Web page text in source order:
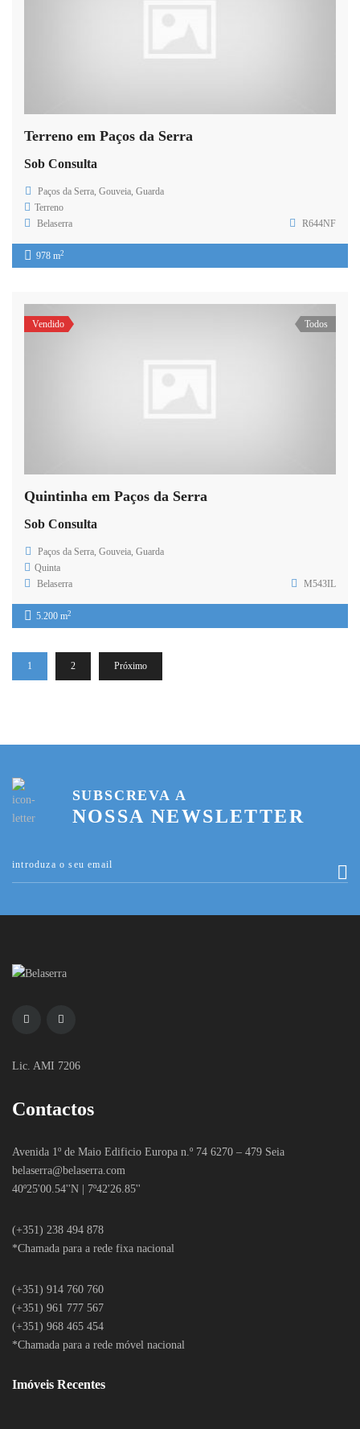
Terreno em Paços da Serra
Sob Consulta
Paços da Serra, Gouveia, Guarda
Terreno
Belaserra
R644NF
978 m2
Vendido Todos
Quintinha em Paços da Serra
Sob Consulta
Paços da Serra, Gouveia, Guarda
Quinta
Belaserra
M543IL
5.200 m2
1 2 Próximo
SUBSCREVA A
NOSSA NEWSLETTER
Lic. AMI 7206
Contactos
Avenida 1º de Maio Edificio Europa n.º 74 6270 – 479 Seia
belaserra@belaserra.com
40º25'00.54''N | 7º42'26.85''
(+351) 238 494 878
*Chamada para a rede fixa nacional
(+351) 914 760 760
(+351) 961 777 567
(+351) 968 465 454
*Chamada para a rede móvel nacional
Imóveis Recentes